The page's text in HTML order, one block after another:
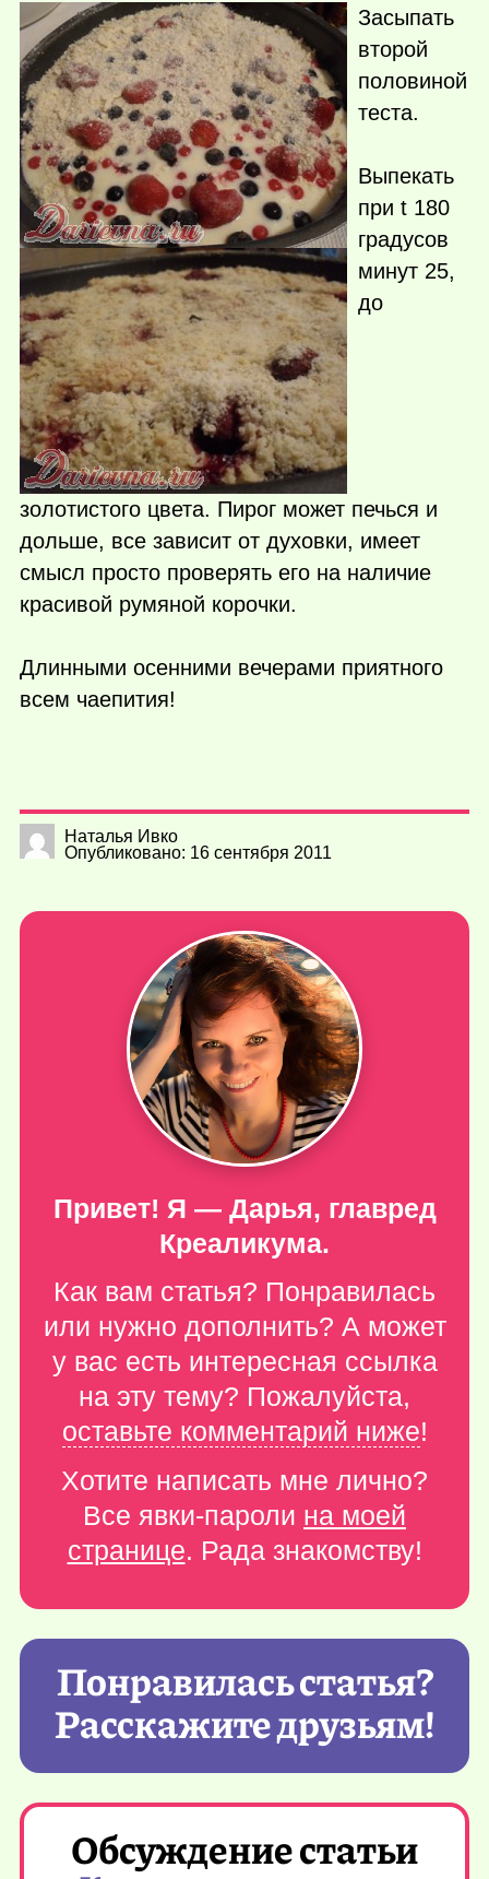
Засыпать
второй
половиной
теста.
Выпекать
при t 180
градусов
минут 25,
до
золотистого цвета. Пирог может печься и
дольше, все зависит от духовки, имеет
смысл просто проверять его на наличие
красивой румяной корочки.
Длинными осенними вечерами приятного
всем чаепития!
Наталья Ивко
Опубликовано: 16 сентября 2011
Привет! Я — Дарья, главред
Креаликума.
Как вам статья? Понравилась
или нужно дополнить? А может
у вас есть интересная ссылка
на эту тему? Пожалуйста,
оставьте комментарий ниже!
Хотите написать мне лично?
Все явки-пароли на моей
странице. Рада знакомству!
Понравилась статья?
Расскажите друзьям!
Обсуждение статьи